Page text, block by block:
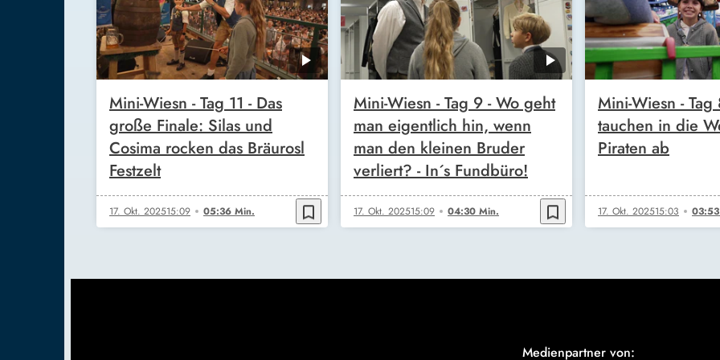
Mini-Wiesn - Tag 11 - Das
große Finale: Silas und
Cosima rocken das Bräurosl
Festzelt
17. Okt. 202515:09 05:36 Min. bookmark_border
Mini-Wiesn - Tag 9 - Wo geht
man eigentlich hin, wenn
man den kleinen Bruder
verliert? - In´s Fundbüro!
17. Okt. 202515:09 04:30 Min. bookmark_border
Mini-Wiesn -
tauchen in die
Piraten ab
17. Okt. 202515:03
Medienpartner von: